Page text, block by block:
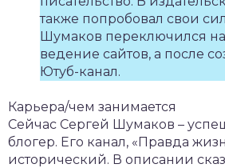
также попробовал свои
Шумаков переключился
ведение сайтов, а после
Ютуб-канал.
Карьера/чем занимается
Сейчас Сергей Шумаков –
блогер. Его канал, «Правда
исторический. В описании